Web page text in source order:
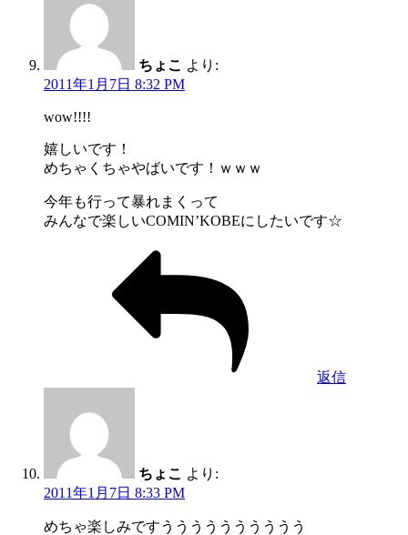
ちょこ より:
2011年1月7日 8:32 PM
wow!!!!
嬉しいです！
めちゃくちゃやばいです！ｗｗｗ
今年も行って暴れまくって
みんなで楽しいCOMIN’KOBEにしたいです☆
返信
ちょこ より:
2011年1月7日 8:33 PM
めちゃ楽しみですうううううううううう